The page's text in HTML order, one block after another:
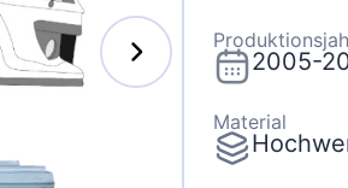
2005-
Material